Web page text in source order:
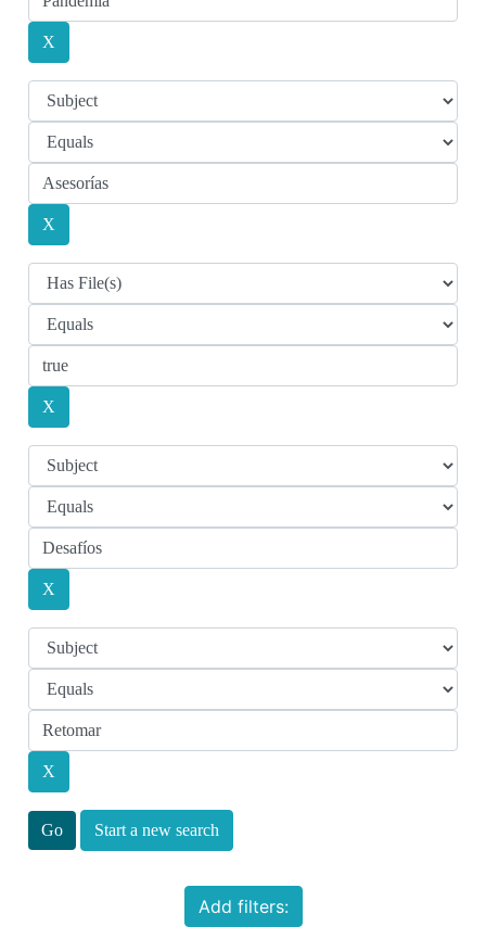
Start a new search
Add filters: